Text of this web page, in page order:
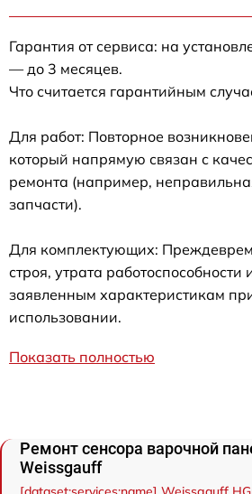
Гарантия от сервиса: на
— до 3 месяцев.
Что считается гарантийным
Для работ: Повторное
который напрямую связан с
ремонта (например,
запчасти).
Для комплектующих:
строя, утрата работоспособности
заявленным характеристикам
использовании.
Показать полностью
Ремонт сенсора варочной
Weissgauff